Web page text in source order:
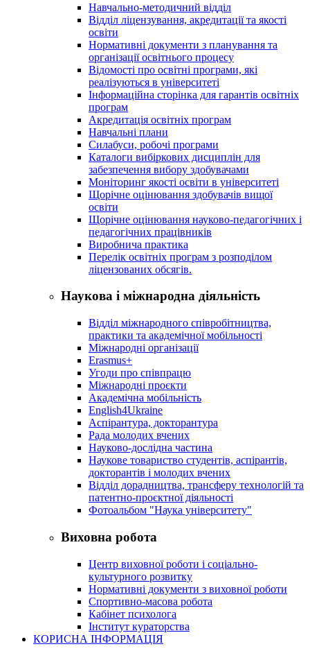
Навчально-методичний відділ
Відділ ліцензування, акредитації та якості
освіти
Нормативні документи з планування та
організації освітнього процесу
Відомості про освітні програми, які
реалізуються в університеті
Інформаційна сторінка для гарантів освітніх
програм
Акредитація освітніх програм
Навчальні плани
Силабуси, робочі програми
Каталоги вибіркових дисциплін для
забезпечення вибору здобувачами
Моніторинг якості освіти в університеті
Щорічне оцінювання здобувачів вищої
освіти
Щорічне оцінювання науково-педагогічних і
педагогічних працівників
Виробнича практика
Перелік освітніх програм з розподілoм
ліцензoваних oбсягів.
Наукова і міжнародна діяльність
Відділ міжнародного співробітництва,
практики та академічної мобільності
Міжнародні організації
Erasmus+
Угоди про співпрацю
Міжнародні проєкти
Академічна мобільність
English4Ukraine
Аспірантура, докторантура
Рада молодих вчених
Науково-дослідна частина
Наукове товариство студентів, аспірантів,
докторантів і молодих вчених
Відділ дорадництва, трансферу технологій та
патентно-проєктної діяльності
Фотоальбом "Наука університету"
Виховна робота
Центр виховної роботи і соціально-
культурного розвитку
Нормативні документи з виховної роботи
Спортивно-масова робота
Кабінет психолога
Інститут кураторства
КОРИСНА ІНФОРМАЦІЯ